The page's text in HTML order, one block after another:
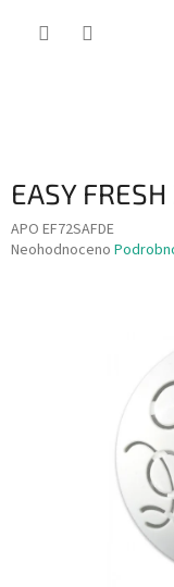
EASY
APO EF72SAFDE
Průměrné
Neohodnoceno